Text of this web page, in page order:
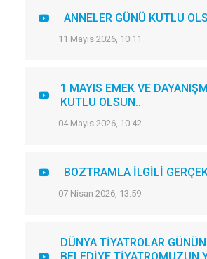
ANNELER GÜNÜ KUTLU
11 Mayıs 2026, 10:11
1 MAYIS EMEK VE
KUTLU OLSUN..
04 Mayıs 2026, 10:42
BOZTRAMLA İLGİLİ
07 Nisan 2026, 13:59
DÜNYA TİYATROLAR